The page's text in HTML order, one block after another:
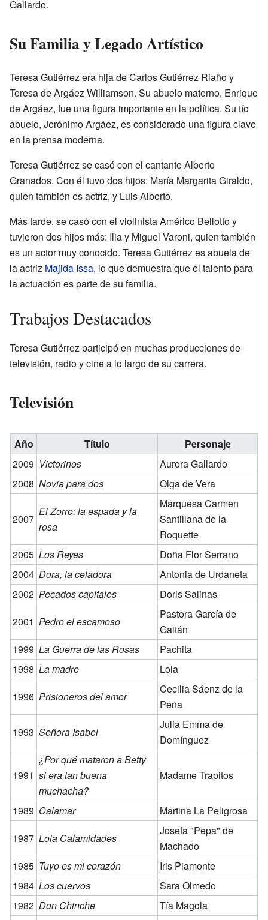
Gallardo.
Su Familia y Legado Artístico
Teresa Gutiérrez era hija de Carlos Gutiérrez Riaño y
Teresa de Argáez Williamson. Su abuelo materno, Enrique
de Argáez, fue una figura importante en la política. Su tío
abuelo, Jerónimo Argáez, es considerado una figura clave
en la prensa moderna.
Teresa Gutiérrez se casó con el cantante Alberto
Granados. Con él tuvo dos hijos: María Margarita Giraldo,
quien también es actriz, y Luis Alberto.
Más tarde, se casó con el violinista Américo Bellotto y
tuvieron dos hijos más: Ilia y Miguel Varoni, quien también
es un actor muy conocido. Teresa Gutiérrez es abuela de
la actriz Majida Issa, lo que demuestra que el talento para
la actuación es parte de su familia.
Trabajos Destacados
Teresa Gutiérrez participó en muchas producciones de
televisión, radio y cine a lo largo de su carrera.
Televisión
Año Título
Personaje
2009 Victorinos
Aurora Gallardo
2008 Novia para dos Olga de Vera
2007
El Zorro: la espada y la
rosa
Marquesa Carmen
Santillana de la
Roquette
2005 Los Reyes
Doña Flor Serrano
2004 Dora, la celadora
Antonia de Urdaneta
2002 Pecados capitales
Doris Salinas
2001 Pedro el escamoso
Pastora García de
Gaitán
1999 La Guerra de las Rosas
Pachita
1998 La madre
Lola
1996 Prisioneros del amor
Cecilia Sáenz de la
Peña
1993 Señora Isabel
Julia Emma de
Domínguez
1991
¿Por qué mataron a Betty
si era tan buena
muchacha?
Madame Trapitos
1989 Calamar
Martina La Peligrosa
1987 Lola Calamidades
Josefa "Pepa" de
Machado
1985 Tuyo es mi corazón
Iris Piamonte
1984 Los cuervos
Sara Olmedo
1982 Don Chinche
Tía Magola